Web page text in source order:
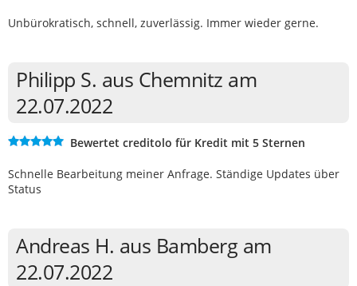
Unbürokratisch, schnell, zuverlässig. Immer wieder gerne.
Philipp S. aus Chemnitz am
22.07.2022
Bewertet creditolo für Kredit mit 5 Sternen
Schnelle Bearbeitung meiner Anfrage. Ständige Updates über
Status
Andreas H. aus Bamberg am
22.07.2022